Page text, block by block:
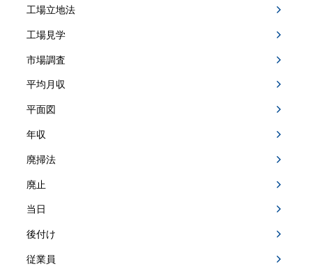
工場立地法
工場見学
市場調査
平均月収
平面図
年収
廃掃法
廃止
当日
後付け
従業員